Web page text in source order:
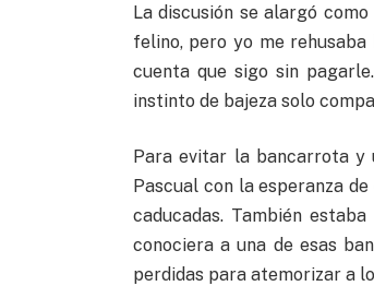
La discusión se alargó
felino, pero yo me
cuenta que sigo sin
instinto de bajeza solo
Para evitar la bancarrota y
Pascual con la esperanza
caducadas. También
conociera a una de esas
perdidas para atemorizar a